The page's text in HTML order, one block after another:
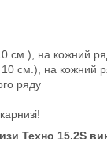
см.), на кожний
см.), на кожний
ряду
Техно 15.2S